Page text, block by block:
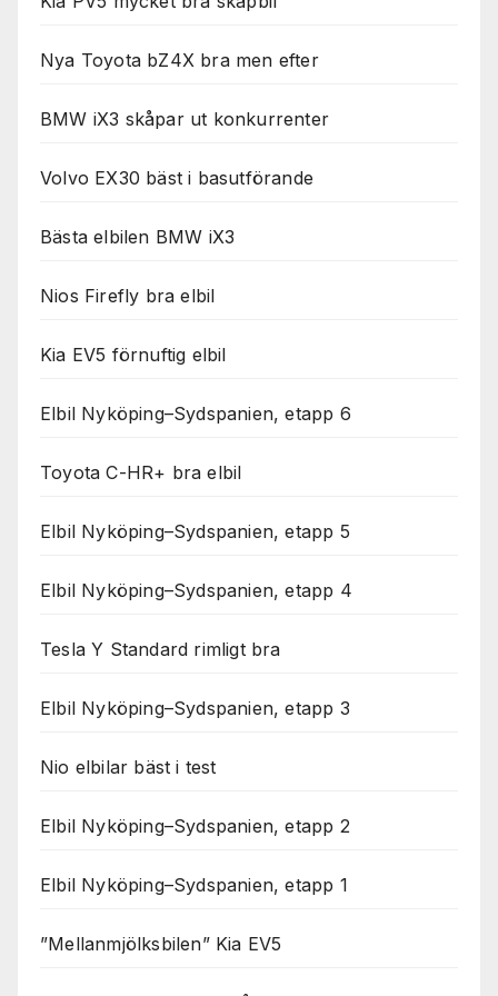
Nya Toyota bZ4X bra men efter
BMW iX3 skåpar ut konkurrenter
Volvo EX30 bäst i basutförande
Bästa elbilen BMW iX3
Nios Firefly bra elbil
Kia EV5 förnuftig elbil
Elbil Nyköping–Sydspanien, etapp 6
Toyota C-HR+ bra elbil
Elbil Nyköping–Sydspanien, etapp 5
Elbil Nyköping–Sydspanien, etapp 4
Tesla Y Standard rimligt bra
Elbil Nyköping–Sydspanien, etapp 3
Nio elbilar bäst i test
Elbil Nyköping–Sydspanien, etapp 2
Elbil Nyköping–Sydspanien, etapp 1
”Mellanmjölksbilen” Kia EV5